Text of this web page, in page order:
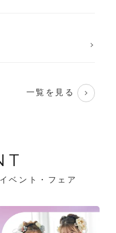
一覧を見る
ベント・フェア